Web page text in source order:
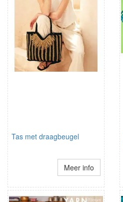
Tas met draagbeugel
Meer info